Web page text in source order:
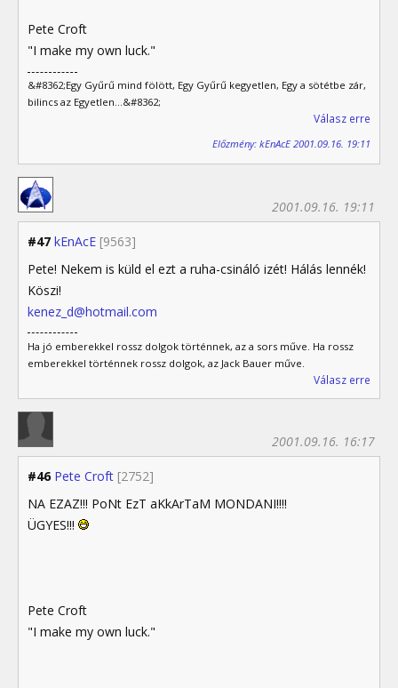
Pete Croft
"I make my own luck."
&#8362;Egy Gyűrű mind fölött, Egy Gyűrű kegyetlen, Egy a sötétbe zár,
bilincs az Egyetlen...&#8362;
Válasz erre
Előzmény: kEnAcE 2001.09.16. 19:11
#47 kEnAcE [9563]
2001.09.16. 19:11
Pete! Nekem is küld el ezt a ruha-csináló izét! Hálás lennék!
Köszi!
kenez_d@hotmail.com
Ha jó emberekkel rossz dolgok történnek, az a sors műve. Ha rossz
emberekkel történnek rossz dolgok, az Jack Bauer műve.
Válasz erre
#46 Pete Croft [2752]
2001.09.16. 16:17
NA EZAZ!!! PoNt EzT aKkArTaM MONDANI!!!!
ÜGYES!!!
Pete Croft
"I make my own luck."